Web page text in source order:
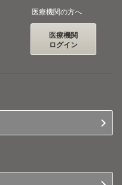
医療機関の方へ
医療機関
ログイン